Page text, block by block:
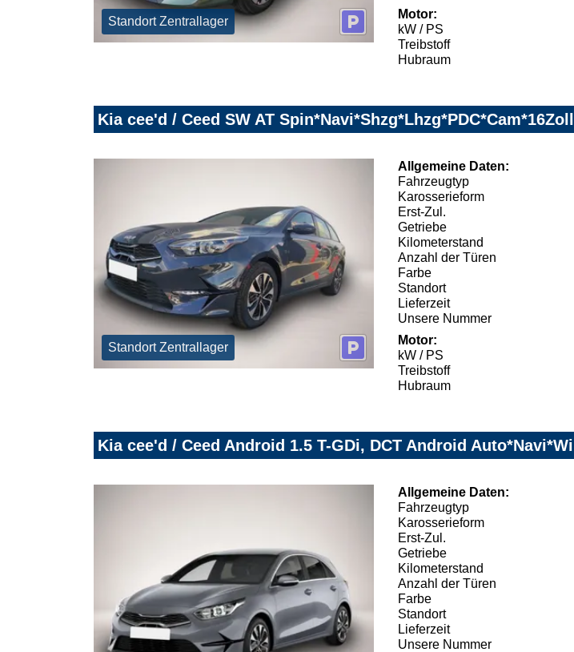
Standort Zentrallager
Motor:
kW / PS
Treibstoff
Hubraum
Kia cee'd / Ceed SW AT Spin*Navi*Shzg*Lhzg*PDC*Cam*16Zoll
Standort Zentrallager
Allgemeine Daten:
Fahrzeugtyp
Karosserieform
Erst-Zul.
Getriebe
Kilometerstand
Anzahl der Türen
Farbe
Standort
Lieferzeit
Unsere Nummer
Motor:
kW / PS
Treibstoff
Hubraum
Kia cee'd / Ceed Android 1.5 T-GDi, DCT Android Auto*Navi*Wi
Allgemeine Daten:
Fahrzeugtyp
Karosserieform
Erst-Zul.
Getriebe
Kilometerstand
Anzahl der Türen
Farbe
Standort
Lieferzeit
Unsere Nummer